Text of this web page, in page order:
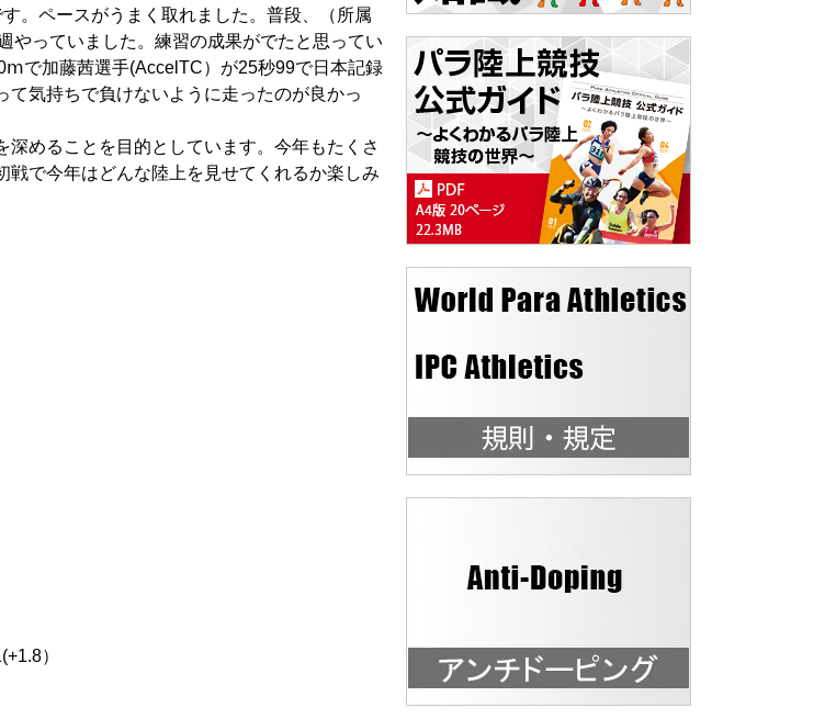
。ペースがうまく取れました。普段、（所属
やっていました。練習の成果がでたと思ってい
で加藤茜選手(AccelTC）が25秒99で日本記録
気持ちで負けないように走ったのが良かっ
めることを目的としています。今年もたくさ
で今年はどんな陸上を見せてくれるか楽しみ
）